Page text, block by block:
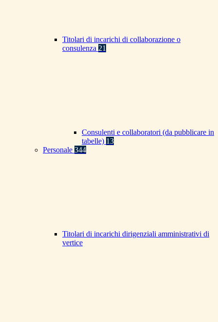
Titolari di incarichi di collaborazione o
consulenza 21
Consulenti e collaboratori (da pubblicare in
tabelle) 13
Personale 344
Titolari di incarichi dirigenziali amministrativi di
vertice